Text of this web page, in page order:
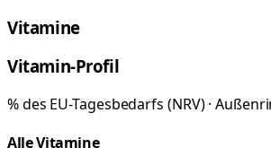
Vitamine
Vitamin-Profil
% des EU-Tagesbedarfs (NRV) ·
Alle Vitamine